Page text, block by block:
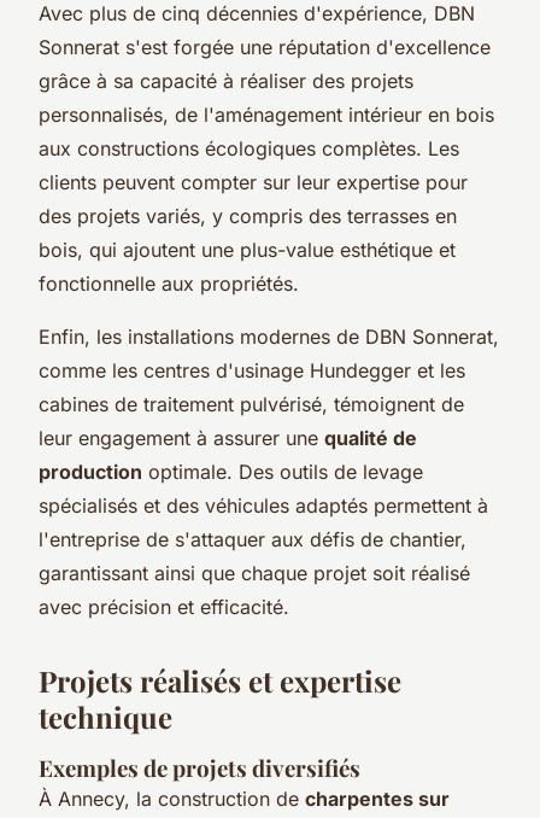
Avec plus de cinq décennies d'expérience, DBN
Sonnerat s'est forgée une réputation d'excellence
grâce à sa capacité à réaliser des projets
personnalisés, de l'aménagement intérieur en bois
aux constructions écologiques complètes. Les
clients peuvent compter sur leur expertise pour
des projets variés, y compris des terrasses en
bois, qui ajoutent une plus-value esthétique et
fonctionnelle aux propriétés.
Enfin, les installations modernes de DBN Sonnerat,
comme les centres d'usinage Hundegger et les
cabines de traitement pulvérisé, témoignent de
leur engagement à assurer une qualité de
production optimale. Des outils de levage
spécialisés et des véhicules adaptés permettent à
l'entreprise de s'attaquer aux défis de chantier,
garantissant ainsi que chaque projet soit réalisé
avec précision et efficacité.
Projets réalisés et expertise
technique
Exemples de projets diversifiés
À Annecy, la construction de charpentes sur